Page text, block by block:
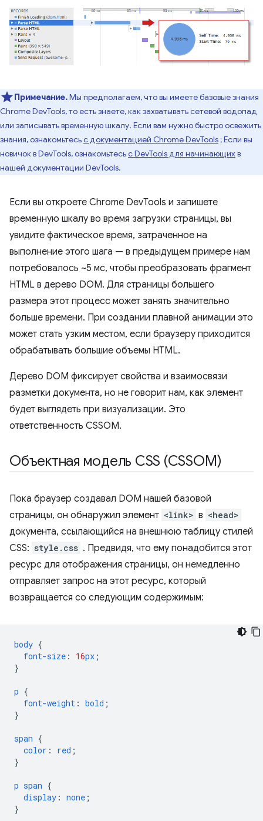
Примечание.Мы предполагаем, что вы имеете базовые знания
Chrome DevTools, то есть знаете, как захватывать сетевой водопад
или записывать временную шкалу. Если вам нужно быстро освежить
знания, ознакомьтесьс документацией Chrome DevTools ; Если вы
новичок в DevTools, ознакомьтесьс DevTools для начинающихв
нашей документации DevTools.
Если вы откроете Chrome DevTools и запишете
временную шкалу во время загрузки страницы, вы
увидите фактическое время, затраченное на
выполнение этого шага — в предыдущем примере нам
потребовалось ~5 мс, чтобы преобразовать фрагмент
HTML в дерево DOM. Для страницы большего
размера этот процесс может занять значительно
больше времени. При создании плавной анимации это
может стать узким местом, если браузеру приходится
обрабатывать большие объемы HTML.
Дерево DOM фиксирует свойства и взаимосвязи
разметки документа, но не говорит нам, как элемент
будет выглядеть при визуализации. Это
ответственность CSSOM.
Объектная модель CSS (CSSOM)
Пока браузер создавал DOM нашей базовой
страницы, он обнаружил элемент <link> в <head>
документа, ссылающийся на внешнюю таблицу стилей
CSS: style.css . Предвидя, что ему понадобится этот
ресурс для отображения страницы, он немедленно
отправляет запрос на этот ресурс, который
возвращается со следующим содержимым:
body {
font-size : 16px ;
}
p {
font-weight : bold ;
}
span {
color : red ;
}
p span {
display : none ;
}